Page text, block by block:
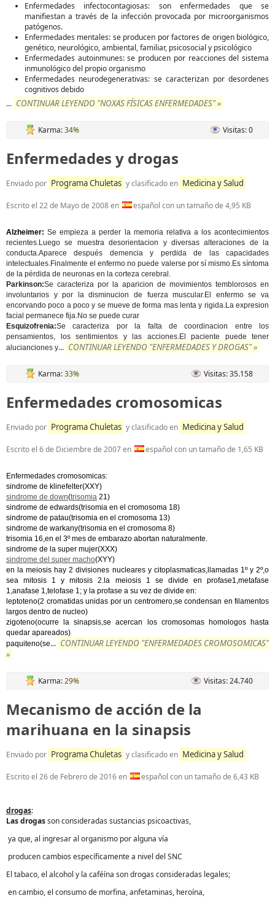
Enfermedades infectocontagiosas: son enfermedades que se
manifiestan a través de la infección provocada por microorganismos
patógenos.
Enfermedades mentales: se producen por factores de origen biológico,
genético, neurológico, ambiental, familiar, psicosocial y psicológico
Enfermedades autoinmunes: se producen por reacciones del sistema
inmunológico del propio organismo
Enfermedades neurodegenerativas: se caracterizan por desordenes
cognitivos debido
... CONTINUAR LEYENDO "NOXAS FÍSICAS ENFERMEDADES" »
Karma:34% Visitas: 0
Enfermedades y drogas
Enviado por Programa Chuletas y clasificado en Medicina y Salud
Escrito el 22 de Mayo de 2008en español con un tamaño de 4,95 KB
Alzheimer: Se empieza a perder la memoria relativa a los acontecimientos
recientes.Luego se muestra desorientacion y diversas alteraciones de la
conducta.Aparece después demencia y perdida de las capacidades
intelectuales.Finalmente el enfermo no puede valerse por sí mismo.Es síntoma
de la pérdida de neuronas en la corteza cerebral.
Parkinson:Se caracteriza por la aparicion de movimientos temblorosos en
involuntarios y por la disminucion de fuerza muscular.El enfermo se va
encorvando poco a poco y se mueve de forma mas lenta y rigida.La expresion
facial permanece fija.No se puede curar
Esquizofrenia:Se caracteriza por la falta de coordinacion entre los
pensamientos, los sentimientos y las acciones.El paciente puede tener
alucianciones y... CONTINUAR LEYENDO "ENFERMEDADES Y DROGAS" »
Karma:33% Visitas: 35.158
Enfermedades cromosomicas
Enviado por Programa Chuletas y clasificado en Medicina y Salud
Escrito el 6 de Diciembre de 2007en español con un tamaño de 1,65 KB
Enfermedades cromosomicas:
sindrome de klinefelter(XXY)
sindrome de down(trisomia 21)
sindrome de edwards(trisomia en el cromosoma 18)
sindrome de patau(trisomia en el cromosoma 13)
sindrome de warkany(trisomia en el cromosoma 8)
trisomia 16,en el 3º mes de embarazo abortan naturalmente.
sindrome de la super mujer(XXX)
sindrome del super macho(XYY)
en la meiosis hay 2 divisiones nucleares y citoplasmaticas,llamadas 1º y 2º,o
sea mitosis 1 y mitosis 2.la meiosis 1 se divide en profase1,metafase
1,anafase 1,telofase 1; y la profase a su vez de divide en:
leptoteno(2 cromatidas unidas por un centromero,se condensan en filamentos
largos dentro de nucleo)
zigoteno(ocurre la sinapsis,se acercan los cromosomas homologos hasta
quedar apareados)
paquiteno(se... CONTINUAR LEYENDO "ENFERMEDADES CROMOSOMICAS"
»
Karma:29% Visitas: 24.740
Mecanismo de acción de la
marihuana en la sinapsis
Enviado por Programa Chuletas y clasificado en Medicina y Salud
Escrito el 26 de Febrero de 2016en español con un tamaño de 6,43 KB
drogas:
Las drogasson consideradas sustancias psicoactivas,
ya que, al ingresar al organismo por alguna vía
producen cambios específicamente a nivel del SNC
El tabaco, el alcohol y la caféína son drogas consideradas legales;
en cambio, el consumo de morfina, anfetaminas, heroína,